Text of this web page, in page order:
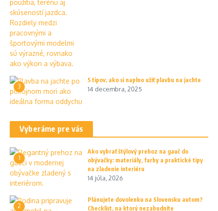
3
5 tipov, ako si naplno užiť plavbu na jachte
14 decembra, 2025
Vyberáme pre vás
1
Ako vybrať štýlový prehoz na gauč do
obývačky: materiály, farby a praktické tipy
na zladenie interiéru
14 júla, 2026
2
Plánujete dovolenku na Slovensku autom?
Checklist, na ktorý nezabudnite